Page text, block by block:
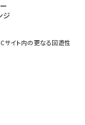
ジ
サイト内の更なる回遊性